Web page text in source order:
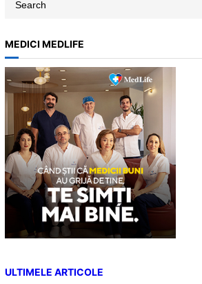
r
c
h
MEDICI MEDLIFE
ULTIMELE ARTICOLE